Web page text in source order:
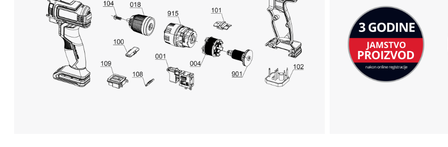
to trackers that are not disclosed to the
visitor. The website owner needs to setup
the site with their CMP to add this content
to the list of technologies used.
Powered by
Usercentrics Consent
Management Platform